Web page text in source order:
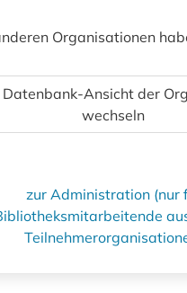
Organisationen
Datenbank-Ansicht der
wechseln
zur Administration (nur